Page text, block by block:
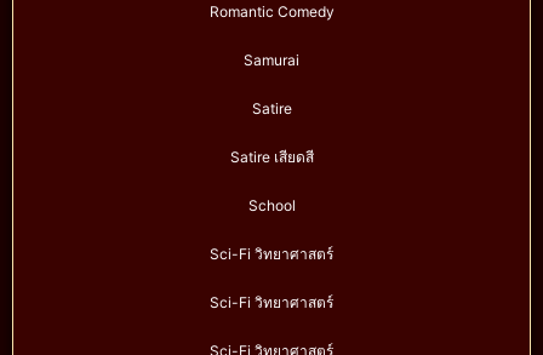
Romantic Comedy
Samurai
Satire
Satire เสียดสี
School
Sci-Fi วิทยาศาสตร์
Sci-Fi วิทยาศาสตร์
Sci-Fi วิทยาศาสตร์